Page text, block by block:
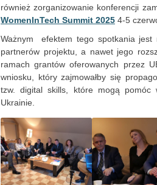
również zorganizowanie konferencji
WomenInTech Summit 2025 4-5
Ważnym efektem tego spotkania jest
partnerów projektu, a nawet jego
ramach grantów oferowanych przez
wniosku, który zajmowałby się
tzw. digital skills, które mogą
Ukrainie.